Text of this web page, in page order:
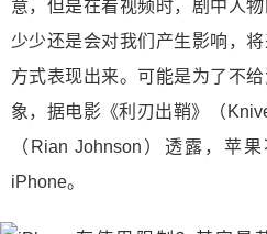
意，但是在看视频时，剧中人
少少还是会对我们产生影响，
方式表现出来。可能是为了不
象，据电影《利刃出鞘》（
（Rian Johnson）透露，苹
iPhone。